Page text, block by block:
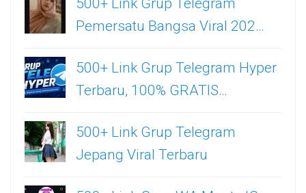
500+ Link Grup Telegram
Pemersatu Bangsa Viral 202…
500+ Link Grup Telegram Hyper
Terbaru, 100% GRATIS…
500+ Link Grup Telegram
Jepang Viral Terbaru